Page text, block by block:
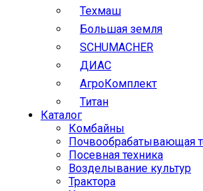
Техмаш
Большая земля
SCHUMACHER
ДИАС
АгроКомплект
Титан
Каталог
Комбайны
Почвообрабатывающая
Посевная техника
Возделывание культур
Трактора